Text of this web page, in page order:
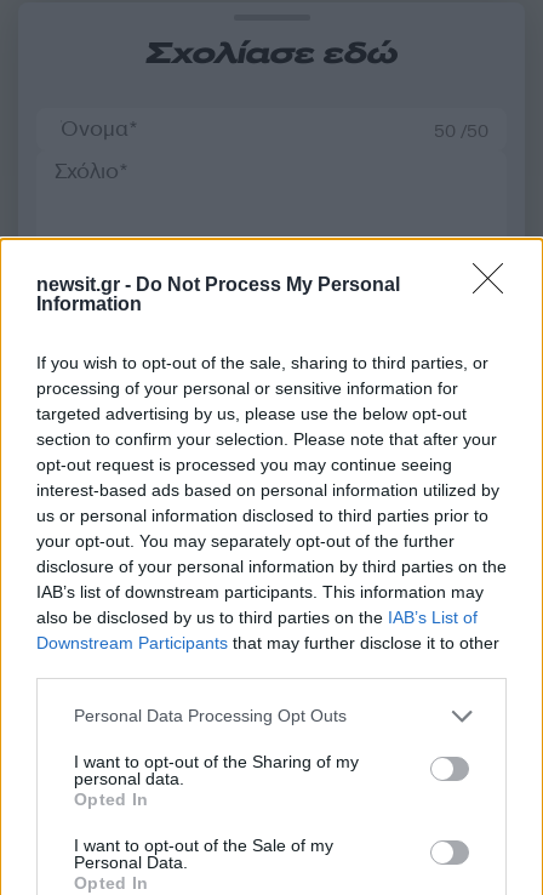
newsit.gr - Do Not Process My Personal
Information
If you wish to opt-out of the sale, sharing to third parties, or
processing of your personal or sensitive information for
targeted advertising by us, please use the below opt-out
section to confirm your selection. Please note that after your
opt-out request is processed you may continue seeing
interest-based ads based on personal information utilized by
us or personal information disclosed to third parties prior to
your opt-out. You may separately opt-out of the further
disclosure of your personal information by third parties on the
IAB’s list of downstream participants. This information may
also be disclosed by us to third parties on the IAB’s List of
Downstream Participants that may further disclose it to other
Please note that this website/app uses one or more Google
not limited to your visit or usage behaviour. You may click to
grant or deny consent to Google and its third-party tags to
use your data for below specified purposes in below Google
consent section.
Personal Data Processing Opt Outs
I want to opt-out of the Sharing of my
personal data.
Opted In
I want to opt-out of the Sale of my
Personal Data.
Opted In
Σχολίασε εδώ
50 /50
2000 /2000
Όροι Χρήσης
. Το site προστατεύεται από reCAPTCHA, ισχύουν
Πολιτική Απορρήτου &Όροι Χρήσηςτης Google.
Μακρο-οικονομία
ΑΓΡΟΤΕΣ
ΚΟΝΔΥΛΙΑ ΚΤΗΝΟΤΡΟΦΟΙ
Share:
Ακολουθήστε το Νewsit.gr στοGoogle News και
ενημερωθείτε πρώτοι για όλη την ειδησεογραφία και τα
τελευταία νέατης ημέρας
Πιο δημοφιλή
Ριτσώνας το «ύστατο χαίρε» στον Έλληνα
σύνδεσμο του ελικοπτέρου που έπεσε στην